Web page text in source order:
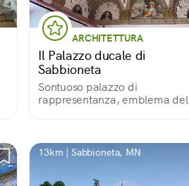
ARCHITETTURA
Il Palazzo ducale di
Sabbioneta
Sontuoso palazzo di
rappresentanza, emblema del
13km | Sabbioneta, MN